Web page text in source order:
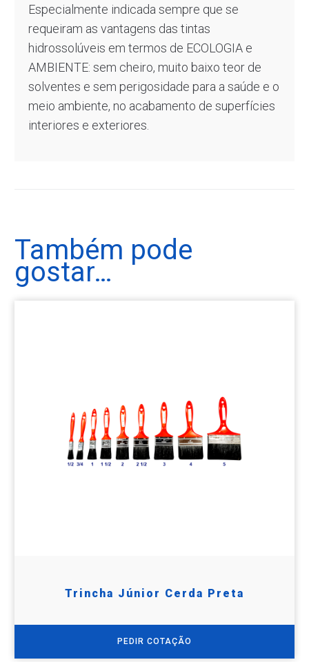
Especialmente indicada sempre que se
requeiram as vantagens das tintas
hidrossolúveis em termos de ECOLOGIA e
AMBIENTE: sem cheiro, muito baixo teor de
solventes e sem perigosidade para a saúde e o
meio ambiente, no acabamento de superfícies
interiores e exteriores.
Também pode
gostar…
Trincha Júnior Cerda Preta
PEDIR COTAÇÃO